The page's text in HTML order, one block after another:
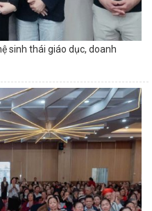
sinh thái giáo dục, doanh